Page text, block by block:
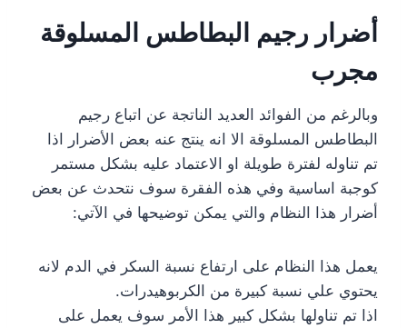
أضرار رجيم البطاطس المسلوقة
مجرب
وبالرغم من الفوائد العديد الناتجة عن اتباع رجيم
البطاطس المسلوقة الا انه ينتج عنه بعض الأضرار اذا
تم تناوله لفترة طويلة او الاعتماد عليه بشكل مستمر
كوجبة اساسية وفي هذه الفقرة سوف نتحدث عن بعض
أضرار هذا النظام والتي يمكن توضيحها في الآتي:
يعمل هذا النظام على ارتفاع نسبة السكر في الدم لانه
يحتوي علي نسبة كبيرة من الكربوهيدرات.
اذا تم تناولها بشكل كبير هذا الأمر سوف يعمل على